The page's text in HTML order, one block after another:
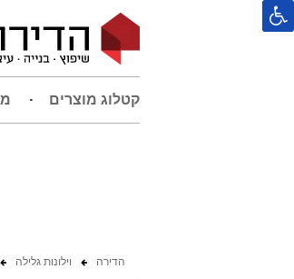
קטלוג מוצרים
הדירה וילונות גלילה